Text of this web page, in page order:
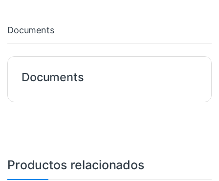
Documents
Documents
Productos relacionados